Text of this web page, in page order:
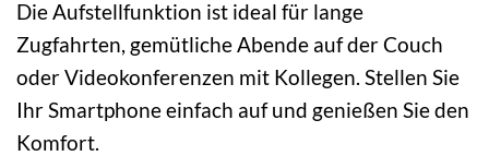
Die Aufstellfunktion ist ideal für lange
Zugfahrten, gemütliche Abende auf der Couch
oder Videokonferenzen mit Kollegen. Stellen Sie
Ihr Smartphone einfach auf und genießen Sie den
Komfort.